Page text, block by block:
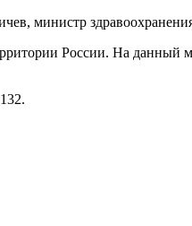
министр
России. На данный